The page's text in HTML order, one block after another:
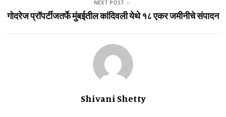
NEXT POST
गोदरेज प्रॉपर्टीजतर्फे मुंबईतील कांदिवली येथे १८ एकर जमीनीचे संपादन
Shivani Shetty